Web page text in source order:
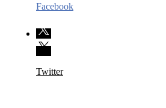
Facebook
Twitter